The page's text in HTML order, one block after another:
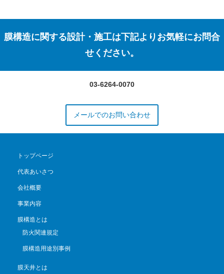
膜構造に関する設計・施工は下記よりお気軽にお問合
せください。
03-6264-0070
メールでのお問い合わせ
トップページ
代表あいさつ
会社概要
事業内容
膜構造とは
防火関連規定
膜構造用途別事例
膜天井とは